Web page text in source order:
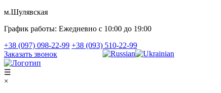
м.Шулявская
График работы: Ежедневно с 10:00 до 19:00
+38 (097) 098-22-99 +38 (093) 510-22-99
Заказать звонок
☰
×